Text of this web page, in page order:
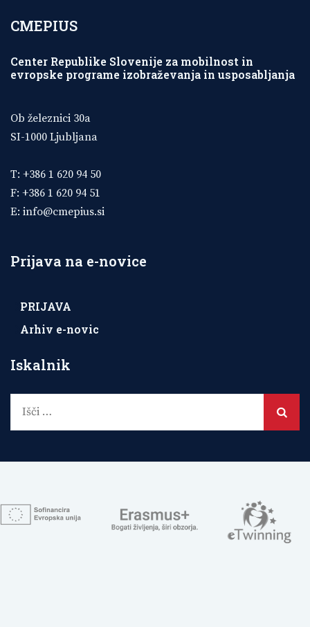
CMEPIUS
Center Republike Slovenije za mobilnost in
evropske programe izobraževanja in usposabljanja
Ob železnici 30a
SI-1000 Ljubljana
T: +386 1 620 94 50
F: +386 1 620 94 51
E: info@cmepius.si
Prijava na e-novice
PRIJAVA
Arhiv e-novic
Iskalnik